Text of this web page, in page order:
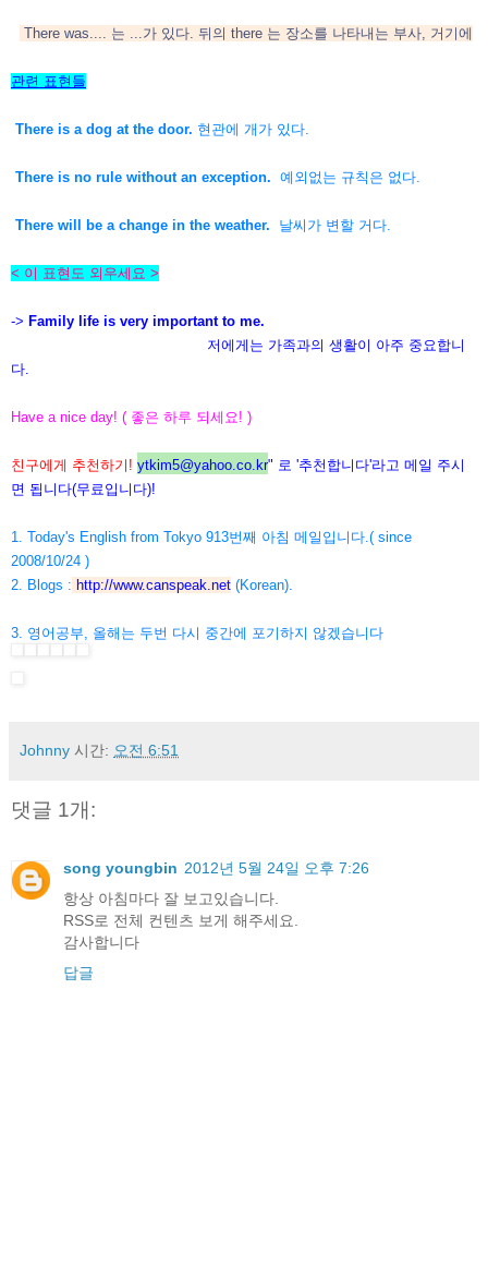
There was.... 는 ...가 있다. 뒤의 there 는 장소를 나타내는 부사, 거기에
관련 표현들
There is a dog at the door. 현관에 개가 있다
There is no rule without an exception. 예외없는 규칙은 없다.
There will be a change in the weather. 날씨가 변할 거다.
< 이 표현도 외우세요 >
-> Family life is very important to me.
저에게는 가족과의 생활이 아주 중요합니
다.
Have a nice day! ( 좋은 하루 되세요! )
친구에게 추천하기! ytkim5@yahoo.co.kr" 로 '추천합니다'라고 메일 주시
면 됩니다(무료입니다)!
1. Today's English from Tokyo 913번째 아침 메일입니다.( since
2008/10/24 )
2. Blogs : http://www.canspeak.net (Korean).
3. 영어공부, 올해는 두번 다시 중간에 포기하지 않겠습니다
Johnny 시간: 오전 6:51
댓글 1개:
song youngbin 2012년 5월 24일 오후 7:26
항상 아침마다 잘 보고있습니다.
RSS로 전체 컨텐츠 보게 해주세요.
감사합니다
답글